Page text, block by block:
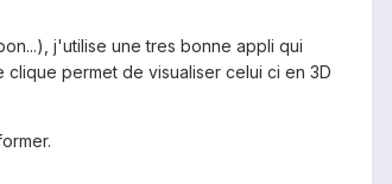
j'utilise une tres bonne appli qui
permet de visualiser celui ci en 3D